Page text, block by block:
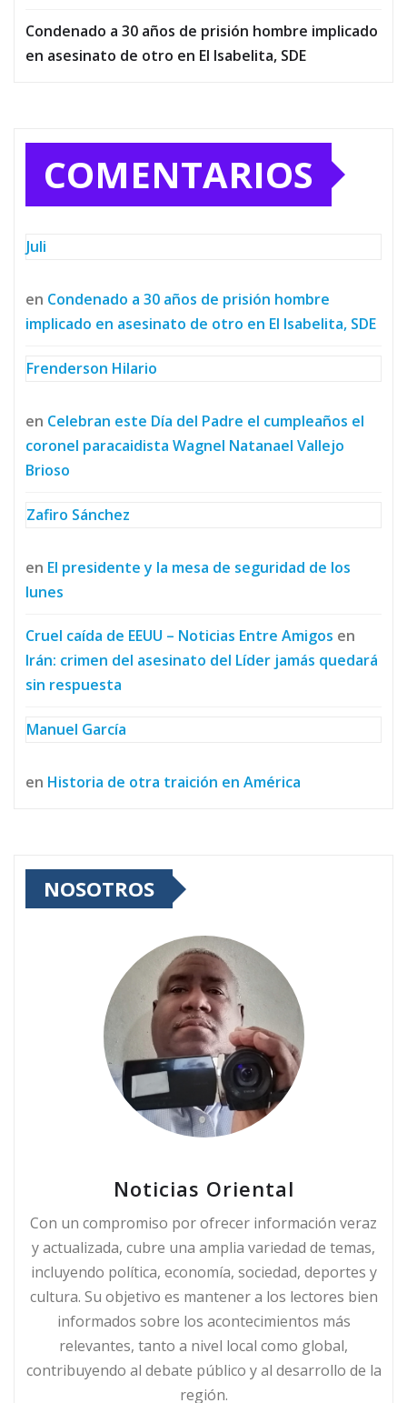
Condenado a 30 años de prisión hombre implicado
en asesinato de otro en El Isabelita, SDE
COMENTARIOS
Juli
en Condenado a 30 años de prisión hombre
implicado en asesinato de otro en El Isabelita, SDE
Frenderson Hilario
en Celebran este Día del Padre el cumpleaños el
coronel paracaidista Wagnel Natanael Vallejo
Brioso
Zafiro Sánchez
en El presidente y la mesa de seguridad de los
lunes
Cruel caída de EEUU – Noticias Entre Amigos en
Irán: crimen del asesinato del Líder jamás quedará
sin respuesta
Manuel García
en Historia de otra traición en América
NOSOTROS
Noticias Oriental
Con un compromiso por ofrecer información veraz
y actualizada, cubre una amplia variedad de temas,
incluyendo política, economía, sociedad, deportes y
cultura. Su objetivo es mantener a los lectores bien
informados sobre los acontecimientos más
relevantes, tanto a nivel local como global,
contribuyendo al debate público y al desarrollo de la
región.